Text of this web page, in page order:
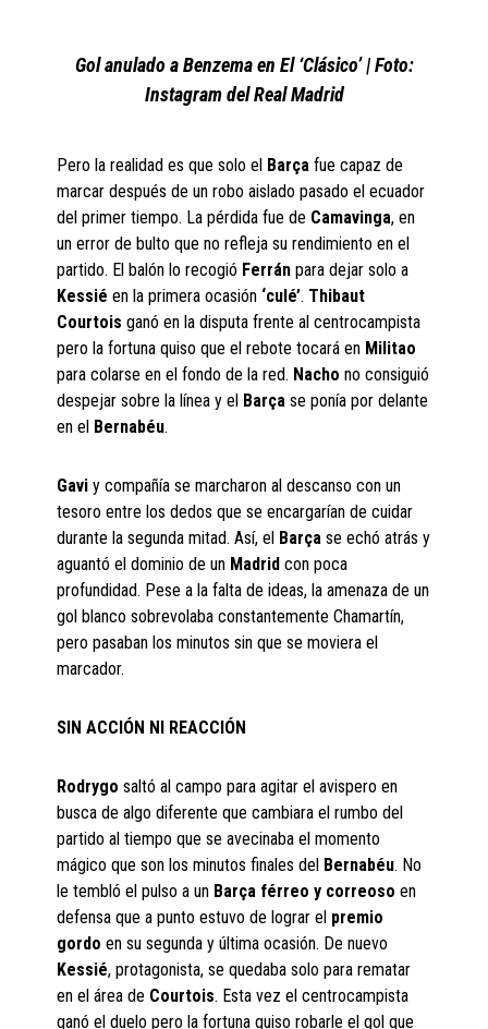
Gol anulado a Benzema en El ‘Clásico’ | Foto:
Instagram del Real Madrid
Pero la realidad es que solo el Barça fue capaz de
marcar después de un robo aislado pasado el ecuador
del primer tiempo. La pérdida fue de Camavinga, en
un error de bulto que no refleja su rendimiento en el
partido. El balón lo recogió Ferrán para dejar solo a
Kessié en la primera ocasión ‘culé’. Thibaut
Courtois ganó en la disputa frente al centrocampista
pero la fortuna quiso que el rebote tocará en Militao
para colarse en el fondo de la red. Nacho no consiguió
despejar sobre la línea y el Barça se ponía por delante
en el Bernabéu.
Gavi y compañía se marcharon al descanso con un
tesoro entre los dedos que se encargarían de cuidar
durante la segunda mitad. Así, el Barça se echó atrás y
aguantó el dominio de un Madrid con poca
profundidad. Pese a la falta de ideas, la amenaza de un
gol blanco sobrevolaba constantemente Chamartín,
pero pasaban los minutos sin que se moviera el
marcador.
SIN ACCIÓN NI REACCIÓN
Rodrygo saltó al campo para agitar el avispero en
busca de algo diferente que cambiara el rumbo del
partido al tiempo que se avecinaba el momento
mágico que son los minutos finales del Bernabéu. No
le tembló el pulso a un Barça férreo y correoso en
defensa que a punto estuvo de lograr el premio
gordo en su segunda y última ocasión. De nuevo
Kessié, protagonista, se quedaba solo para rematar
en el área de Courtois. Esta vez el centrocampista
ganó el duelo pero la fortuna quiso robarle el gol que